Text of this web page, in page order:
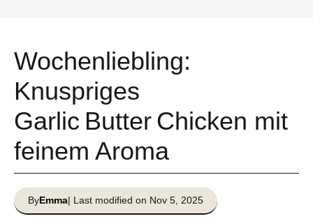
Wochenliebling:
Knuspriges
Garlic Butter Chicken mit
feinem Aroma
ByEmma| Last modified on Nov 5, 2025